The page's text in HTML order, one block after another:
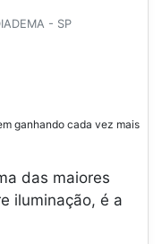
- SP
ganhando cada vez mais
das maiores
iluminação, é a